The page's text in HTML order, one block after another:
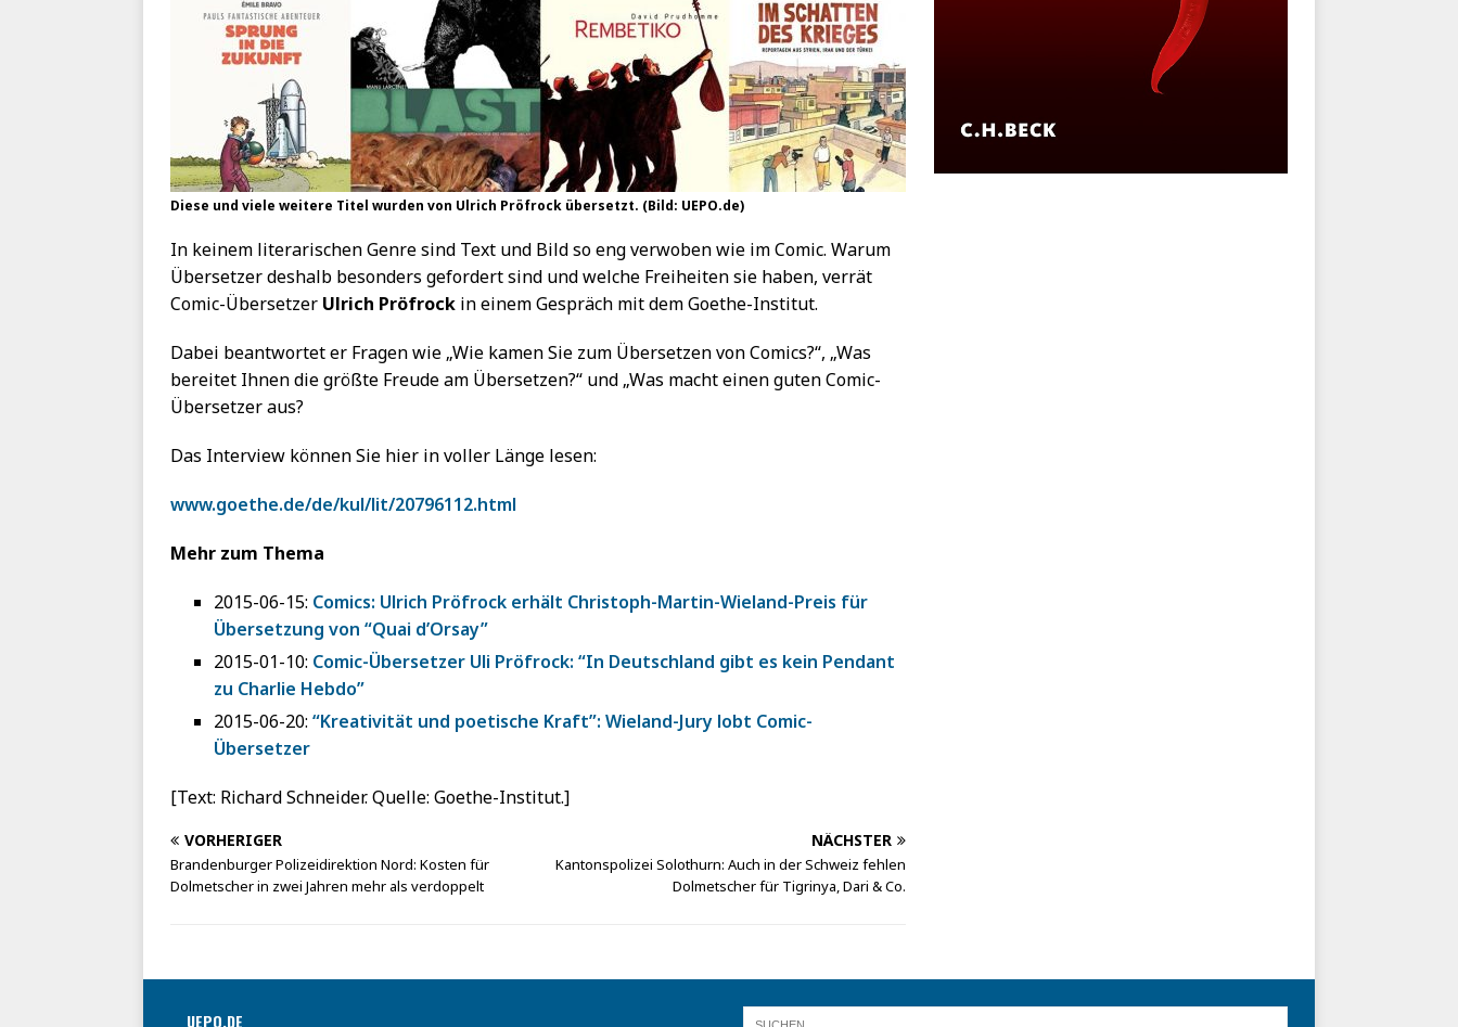
Diese und viele weitere Titel wurden von Ulrich Pröfrock übersetzt. (Bild: UEPO.de)
In keinem literarischen Genre sind Text und Bild so eng verwoben wie im Comic. Warum
Übersetzer deshalb besonders gefordert sind und welche Freiheiten sie haben, verrät
Comic-Übersetzer Ulrich Pröfrock in einem Gespräch mit dem Goethe-Institut.
Dabei beantwortet er Fragen wie „Wie kamen Sie zum Übersetzen von Comics?“, „Was
bereitet Ihnen die größte Freude am Übersetzen?“ und „Was macht einen guten Comic-
Übersetzer aus?
Das Interview können Sie hier in voller Länge lesen:
www.goethe.de/de/kul/lit/20796112.html
Mehr zum Thema
2015-06-15: Comics: Ulrich Pröfrock erhält Christoph-Martin-Wieland-Preis für
Übersetzung von “Quai d’Orsay”
2015-01-10: Comic-Übersetzer Uli Pröfrock: “In Deutschland gibt es kein Pendant
zu Charlie Hebdo”
2015-06-20: “Kreativität und poetische Kraft”: Wieland-Jury lobt Comic-
Übersetzer
[Text: Richard Schneider. Quelle: Goethe-Institut.]
VORHERIGER
Brandenburger Polizeidirektion Nord: Kosten für
Dolmetscher in zwei Jahren mehr als verdoppelt
NÄCHSTER
Kantonspolizei Solothurn: Auch in der Schweiz fehlen
Dolmetscher für Tigrinya, Dari & Co.
UEPO.DE